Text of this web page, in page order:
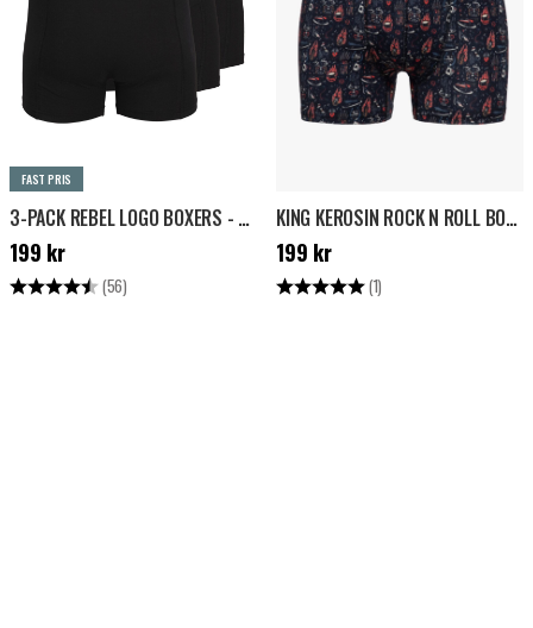
FAST PRIS
3-PACK REBEL LOGO BOXERS - SVART
Pris :199 kr
199 kr
Betyg: (56)
KING KEROSIN ROCK N ROLL BOXER - SVART
Pris :199 kr
199 kr
Betyg: (1)